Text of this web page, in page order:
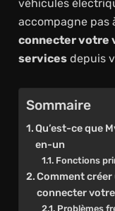
véhicules
accompagne pas
connecter votre
servicesdepuis
Sommaire
Qu’est-ce que
en-un
Fonctions
Comment
connecter
Problèmes